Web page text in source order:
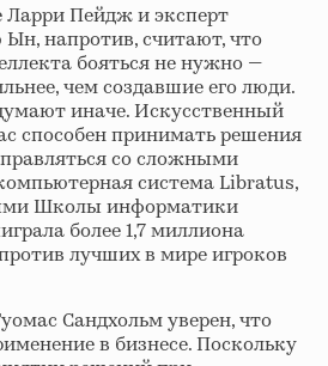
Ларри Пейдж и эксперт
напротив, считают, что
бояться не нужно —
чем создавшие его люди.
иначе. Искусственный
способен принимать решения
со сложными
система Libratus,
Школы информатики
более 1,7 миллиона
лучших в мире игроков
Сандхольм уверен, что
в бизнесе. Поскольку